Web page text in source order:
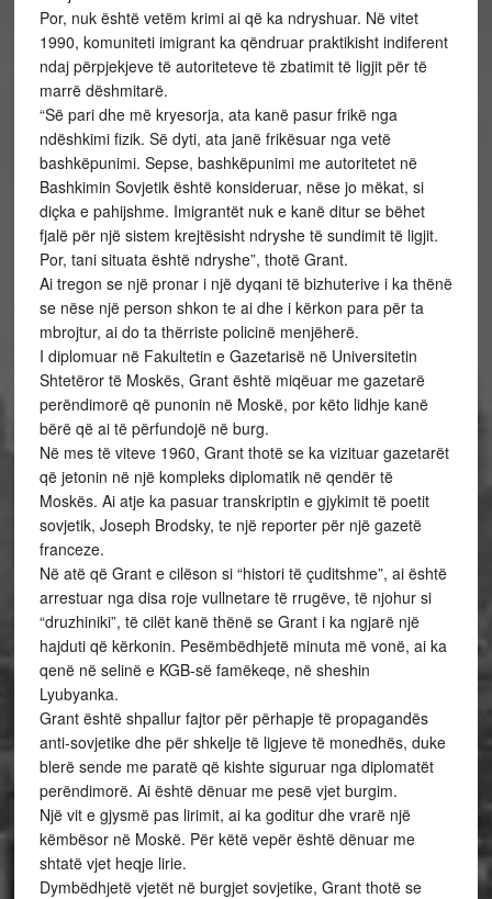
Por, nuk është vetëm krimi ai që ka ndryshuar. Në vitet
1990, komuniteti imigrant ka qëndruar praktikisht indiferent
ndaj përpjekjeve të autoriteteve të zbatimit të ligjit për të
marrë dëshmitarë.
“Së pari dhe më kryesorja, ata kanë pasur frikë nga
ndëshkimi fizik. Së dyti, ata janë frikësuar nga vetë
bashkëpunimi. Sepse, bashkëpunimi me autoritetet në
Bashkimin Sovjetik është konsideruar, nëse jo mëkat, si
diçka e pahijshme. Imigrantët nuk e kanë ditur se bëhet
fjalë për një sistem krejtësisht ndryshe të sundimit të ligjit.
Por, tani situata është ndryshe”, thotë Grant.
Ai tregon se një pronar i një dyqani të bizhuterive i ka thënë
se nëse një person shkon te ai dhe i kërkon para për ta
mbrojtur, ai do ta thërriste policinë menjëherë.
I diplomuar në Fakultetin e Gazetarisë në Universitetin
Shtetëror të Moskës, Grant është miqëuar me gazetarë
perëndimorë që punonin në Moskë, por këto lidhje kanë
bërë që ai të përfundojë në burg.
Në mes të viteve 1960, Grant thotë se ka vizituar gazetarët
që jetonin në një kompleks diplomatik në qendër të
Moskës. Ai atje ka pasuar transkriptin e gjykimit të poetit
sovjetik, Joseph Brodsky, te një reporter për një gazetë
franceze.
Në atë që Grant e cilëson si “histori të çuditshme”, ai është
arrestuar nga disa roje vullnetare të rrugëve, të njohur si
“druzhiniki”, të cilët kanë thënë se Grant i ka ngjarë një
hajduti që kërkonin. Pesëmbëdhjetë minuta më vonë, ai ka
qenë në selinë e KGB-së famëkeqe, në sheshin
Lyubyanka.
Grant është shpallur fajtor për përhapje të propagandës
anti-sovjetike dhe për shkelje të ligjeve të monedhës, duke
blerë sende me paratë që kishte siguruar nga diplomatët
perëndimorë. Ai është dënuar me pesë vjet burgim.
Një vit e gjysmë pas lirimit, ai ka goditur dhe vrarë një
këmbësor në Moskë. Për këtë vepër është dënuar me
shtatë vjet heqje lirie.
Dymbëdhjetë vjetët në burgjet sovjetike, Grant thotë se